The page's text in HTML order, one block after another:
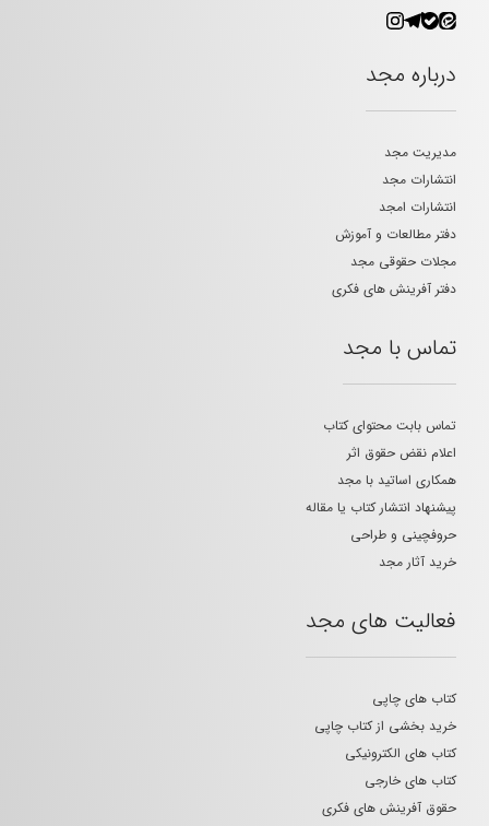
درباره مجد
مدیریت مجد
انتشارات مجد
انتشارات امجد
دفتر مطالعات و آموزش
مجلات حقوقی مجد
دفتر آفرینش های فکری
تماس با مجد
تماس بابت محتوای کتاب
اعلام نقض حقوق اثر
همکاری اساتید با مجد
پیشنهاد انتشار کتاب یا مقاله
حروفچینی و طراحی
خرید آثار مجد
فعالیت های مجد
کتاب های چاپی
خرید بخشی از کتاب چاپی
کتاب های الکترونیکی
کتاب های خارجی
حقوق آفرینش های فکری